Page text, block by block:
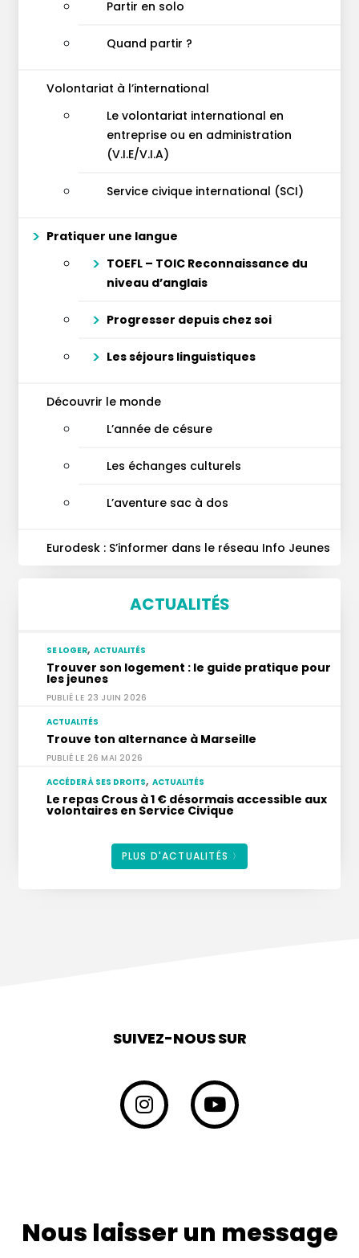
Partir en solo
Quand partir ?
Volontariat à l’international
Le volontariat international en
entreprise ou en administration
(V.I.E/V.I.A)
Service civique international (SCI)
Pratiquer une langue
TOEFL – TOIC Reconnaissance du
niveau d’anglais
Progresser depuis chez soi
Les séjours linguistiques
Découvrir le monde
L’année de césure
Les échanges culturels
L’aventure sac à dos
Eurodesk : S’informer dans le réseau Info Jeunes
ACTUALITÉS
Trouver son logement : le guide pratique pour
les jeunes
23 JUIN 2026
SE LOGER, ACTUALITÉS
Trouve ton alternance à Marseille
26 MAI 2026
ACTUALITÉS
Le repas Crous à 1 € désormais accessible aux
volontaires en Service Civique
ACCÉDER À SES DROITS, ACTUALITÉS
PLUS D'ACTUALITÉS
SUIVEZ-NOUS SUR
Nous laisser un message